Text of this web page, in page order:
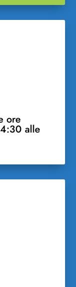
ore
alle